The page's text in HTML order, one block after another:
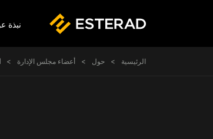
نبذة
Breadcrumb
الرئيسية حول أعضاء مجلس الإدارة